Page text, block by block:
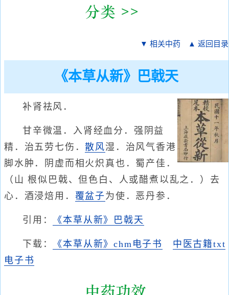
▼ 相关中药 ▲ 返回目录
《本草从新》巴戟天
补肾祛风．
甘辛微温．入肾经血分．强阴益
精．治五劳七伤．散风湿．治风气香港
脚水肿．阴虚而相火炽真也．蜀产佳．
（山 根似巴戟、但色白、人或醋煮以乱之．）去
心．酒浸焙用． 覆盆子为使．恶丹参．
引用： 《本草从新》巴戟天
下载： 《本草从新》chm电子书
中医古籍txt
电子书